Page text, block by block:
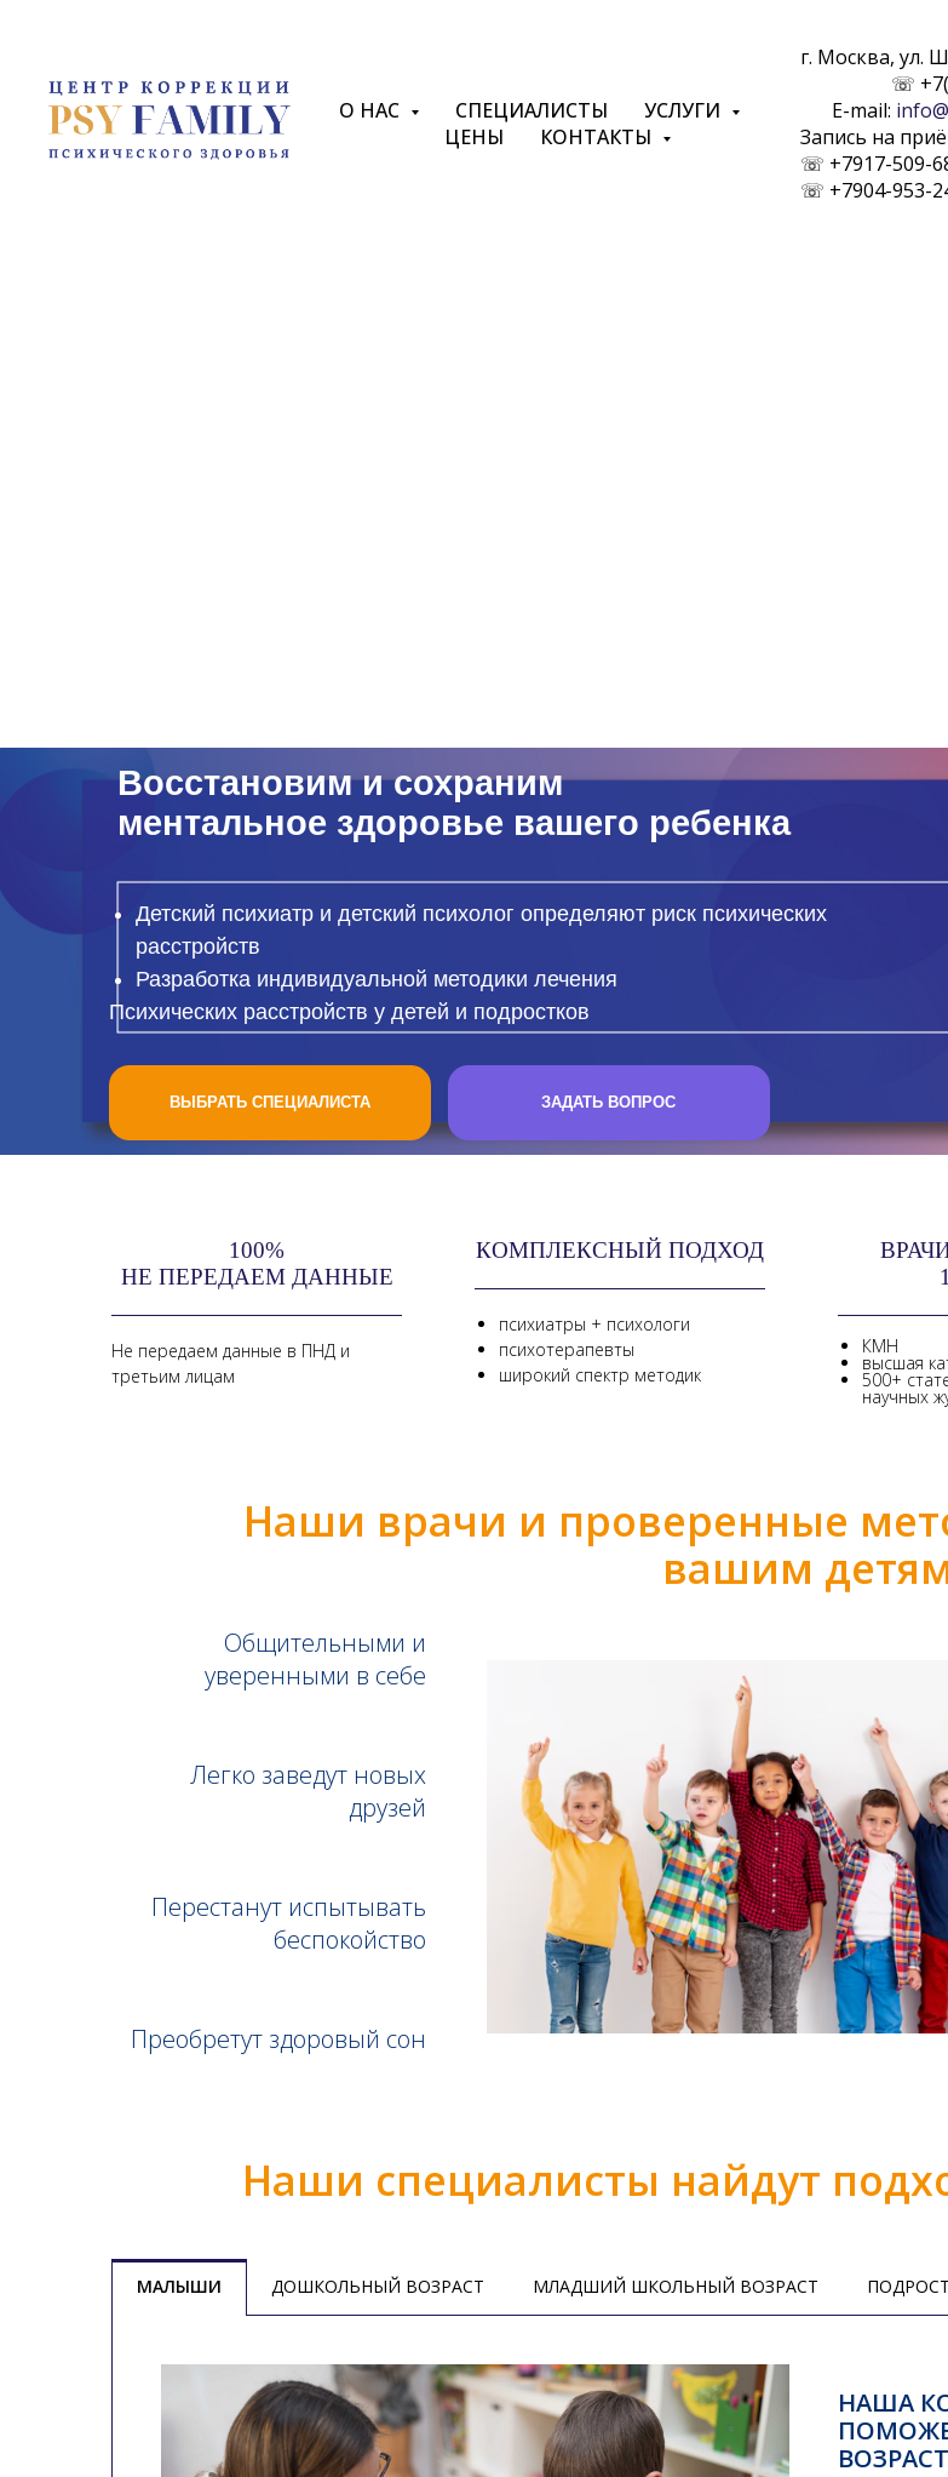
О НАС СПЕЦИАЛИСТЫ
УСЛУГИ
ЦЕНЫ
КОНТАКТЫ
г. Москва, ул.
☏︎
E-mail:
Запись на
☏︎ +7917-509-
☏︎ +7904-953-
расстройств
Разработка индивидуальной методики лечения
Психических расстройств у детей и подростков
ВЫБРАТЬ СПЕЦИАЛИСТА ЗАДАТЬ ВОПРОС
100%
НЕ ПЕРЕДАЕМ ДАННЫЕ
Не передаем данные в ПНД и
третьим лицам
КОМПЛЕКСНЫЙ ПОДХОД
психиатры + психологи
психотерапевты
широкий спектр методик
КМН
высшая
500+
научных
Наши врачи и проверенные
вашим
Общительными и
уверенными в себе
Легко заведут новых
друзей
Перестанут испытывать
беспокойство
Преобретут здоровый сон
Наши специалисты найдут
МАЛЫШИ ДОШКОЛЬНЫЙ ВОЗРАСТ МЛАДШИЙ ШКОЛЬНЫЙ ВОЗРАСТ
НАША